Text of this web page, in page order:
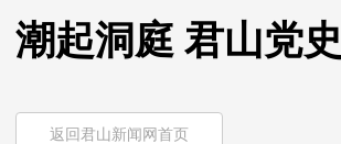
潮起洞庭 君山党
返回君山新闻网首页